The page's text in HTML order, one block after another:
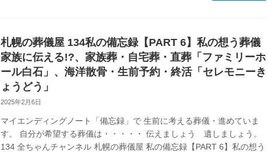
札幌の葬儀屋 134私の備忘録【PART 6】私の想う葬儀
家族に伝える!?、家族葬・自宅葬・直葬「ファミリーホ
ール白石」、海洋散骨・生前予約・終活「セレモニーき
ょうどう」
2025年2月6日
マイエンディングノート「備忘録」で 生前に考える葬儀・進めていま
す。 自分が希望する葬儀は・・・・・ 伝えましょう 遺しましょう。
134 全ちゃんチャンネル 札幌の葬儀屋 私の備忘録【PART 6】私の想う